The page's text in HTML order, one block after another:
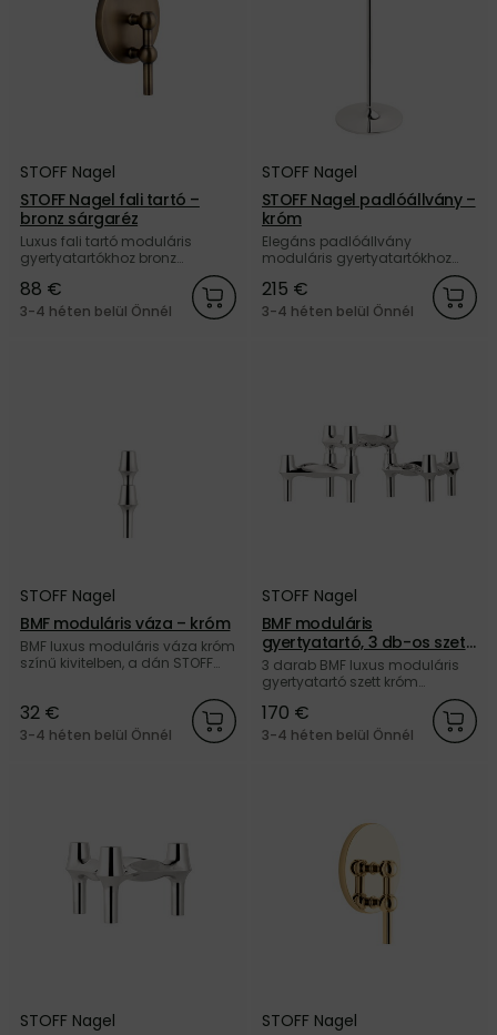
STOFF Nagel
STOFF Nagel fali tartó –
bronz sárgaréz
Luxus fali tartó moduláris
gyertyatartókhoz bronz
Nagel márkától.
88 €
3-4 héten belül Önnél
STOFF Nagel
STOFF Nagel padlóállvány –
króm
Elegáns padlóállvány
moduláris gyertyatartókhoz
króm színű kivitelben, a dán
STOFF Nagel márkától.
215 €
3-4 héten belül Önnél
STOFF Nagel
BMF moduláris váza – króm
BMF luxus moduláris váza króm
színű kivitelben, a dán STOFF
32 €
3-4 héten belül Önnél
STOFF Nagel
BMF moduláris
gyertyatartó, 3 db-os szett
– króm
3 darab BMF luxus moduláris
gyertyatartó szett króm
kivitelben, a dán STOFF Nagel
márkától.
170 €
3-4 héten belül Önnél
STOFF Nagel
STOFF Nagel